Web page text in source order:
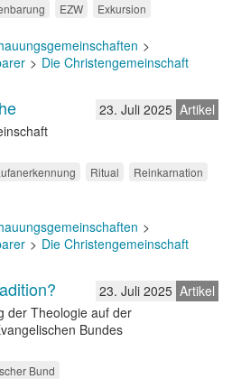
EZW Exkursion
Die Christengemeinschaft
Artikel
23. Juli 2025
Ritual
Reinkarnation
Die Christengemeinschaft
Artikel
23. Juli 2025
der Theologie auf der
Bundes
Bund